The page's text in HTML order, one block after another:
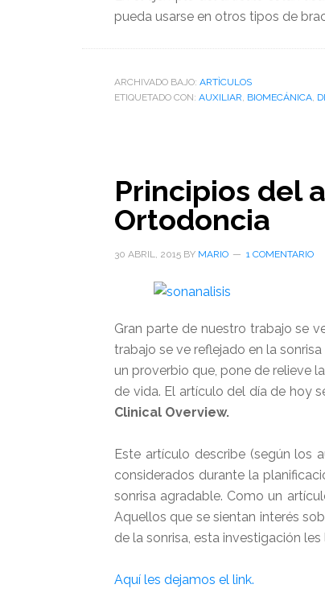
pueda usarse en otros tipos de
ARCHIVADO BAJO: ARTÌCULOS
ETIQUETADO CON: AUXILIAR, BIOMECÁNICA,
Principios del
Ortodoncia
30 ABRIL, 2015 BY MARIO 1 COMENTARIO
Gran parte de nuestro trabajo se
trabajo se ve reflejado en la
un proverbio que, pone de relieve
de vida. El artículo del día de hoy
Clinical Overview.
Este artículo describe (según los
considerados durante la
sonrisa agradable. Como un
Aquellos que se sientan interés
de la sonrisa, esta investigación
Aquí les dejamos el link.